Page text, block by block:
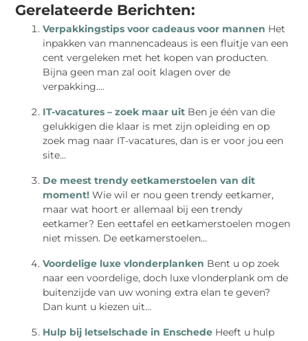
Gerelateerde Berichten:
Verpakkingstips voor cadeaus voor mannen Het
inpakken van mannencadeaus is een fluitje van een
cent vergeleken met het kopen van producten.
Bijna geen man zal ooit klagen over de
verpakking....
IT-vacatures – zoek maar uit Ben je één van die
gelukkigen die klaar is met zijn opleiding en op
zoek mag naar IT-vacatures, dan is er voor jou een
site...
De meest trendy eetkamerstoelen van dit
moment! Wie wil er nou geen trendy eetkamer,
maar wat hoort er allemaal bij een trendy
eetkamer? Een eettafel en eetkamerstoelen mogen
niet missen. De eetkamerstoelen...
Voordelige luxe vlonderplanken Bent u op zoek
naar een voordelige, doch luxe vlonderplank om de
buitenzijde van uw woning extra elan te geven?
Dan kunt u kiezen uit...
Hulp bij letselschade in Enschede Heeft u hulp